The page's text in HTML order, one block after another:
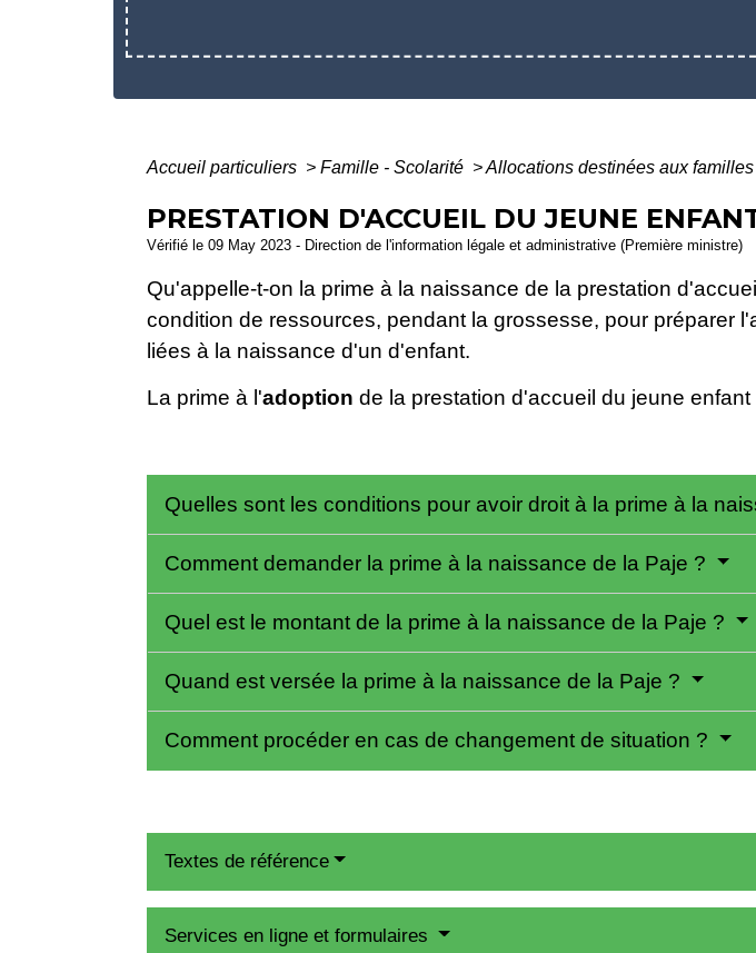
Accueil particuliers > Famille - Scolarité >Allocations destinées aux familles
PRESTATION D'ACCUEIL DU JEUNE
Vérifié le 09 May 2023 - Direction de l'information légale et administrative (Première ministre)
Qu'appelle-t-on la prime à la naissance de la prestation
condition de ressources, pendant la grossesse, pour préparer
liées à la naissance d'un d'enfant.
La prime à l'adoption de la prestation d'accueil du jeune
Quelles sont les conditions pour avoir droit à la prime à la
Comment demander la prime à la naissance de la Paje ?
Quel est le montant de la prime à la naissance de la Paje ?
Quand est versée la prime à la naissance de la Paje ?
Comment procéder en cas de changement de situation ?
Textes de référence
Services en ligne et formulaires